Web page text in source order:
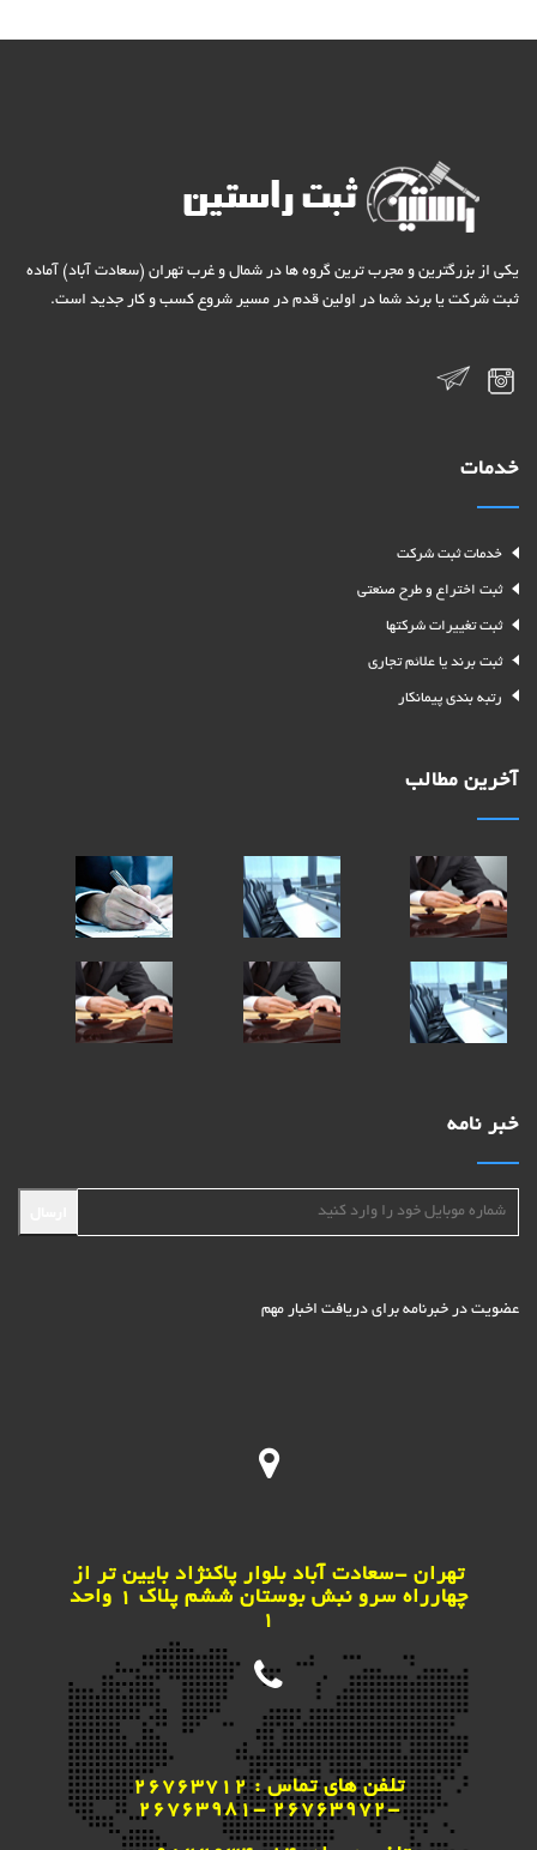
یکی از بزرگترین و مجرب ترین گروه ها در شمال و غرب تهران (سعادت آباد) آماده
ثبت شرکت یا برند شما در اولین قدم در مسیر شروع کسب و کار جدید است.
خدمات
خدمات ثبت شرکت
ثبت اختراع و طرح صنعتی
ثبت تغییرات شرکتها
ثبت برند یا علائم تجاری
رتبه بندی پیمانکار
آخرین مطالب
خبر نامه
عضویت در خبرنامه برای دریافت اخبار مهم
تهران -سعادت آباد بلوار پاکنژاد بایین تر از
چهارراه سرو نبش بوستان ششم پلاک 1 واحد
1
تلفن های تماس : 26763712
-26763972 -26763981